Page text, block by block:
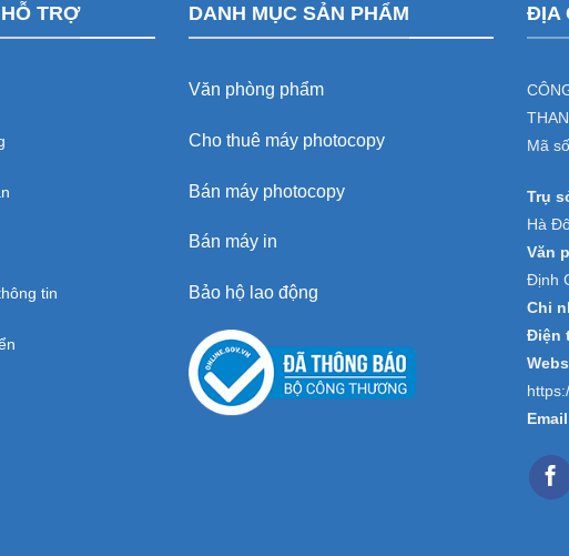
TRỢ
tin
DANH MỤC SẢN PHẨM
Văn phòng phẩm
Cho thuê máy photocopy
Bán máy photocopy
Bán máy in
Bảo hộ lao động
ĐỊA
Mã
Trụ
Hà
Văn
Định
Chi
Điện